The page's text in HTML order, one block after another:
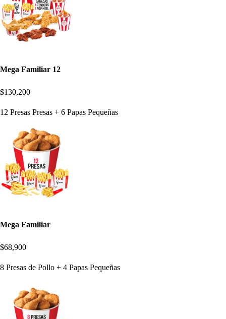
Mega Familiar 12
$130,200
12 Presas Presas + 6 Papas Pequeñas
Mega Familiar
$68,900
8 Presas de Pollo + 4 Papas Pequeñas